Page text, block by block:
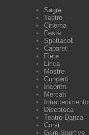
Sagre
Teatro
Cinema
Feste
Spettacoli
Cabaret
Fiere
Lirica
Mostre
Concerti
Incontri
Mercati
Intrattenimento
Discoteca
Teatro-Danza
Corsi
Gare-Sportive